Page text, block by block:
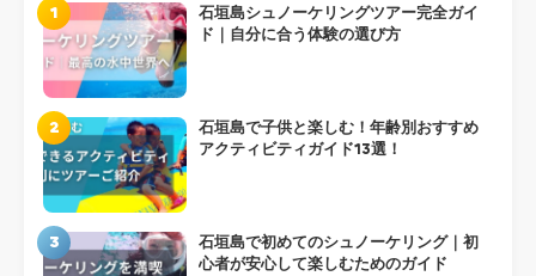
1
石垣島シュノーケリングツアー完全ガイ
ド｜自分に合う体験の選び方
2
石垣島で子供と楽しむ！年齢別おすすめ
アクティビティガイド13選！
3
石垣島で初めてのシュノーケリング｜初
心者が安心して楽しむためのガイド